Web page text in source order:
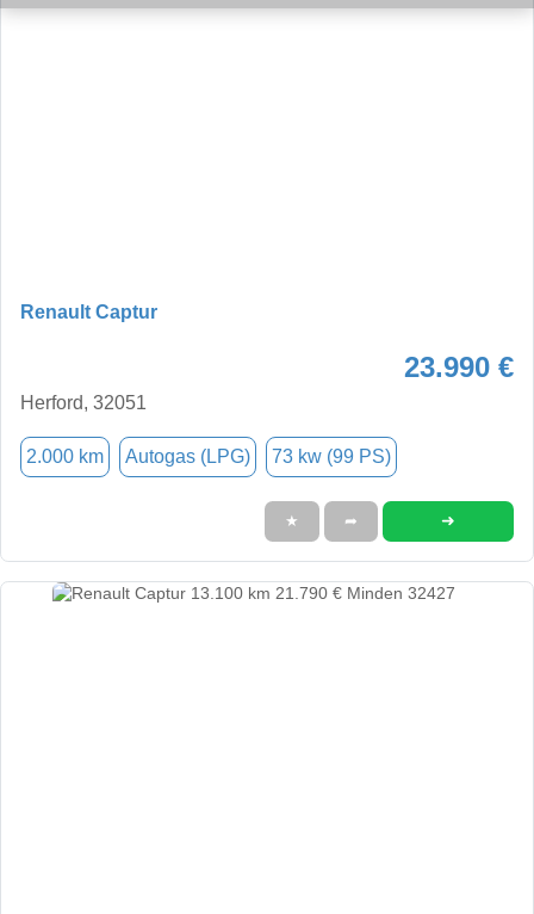
Renault Captur
23.990 €
Herford, 32051
2.000 km Autogas (LPG) 73 kw (99 PS)
★ ➦ ➜